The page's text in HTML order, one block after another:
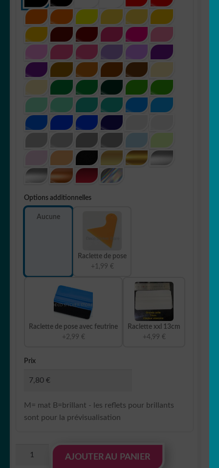
Options additionnelles
Aucune
Raclette de pose
+1,99 €
Raclette de pose avec feutrine
+2,99 €
Raclette xxl 13cm
+4,99 €
Prix
M= mat B=brillant - les reflets pour brillants
sont pour la prévisualisation
AJOUTER AU PANIER